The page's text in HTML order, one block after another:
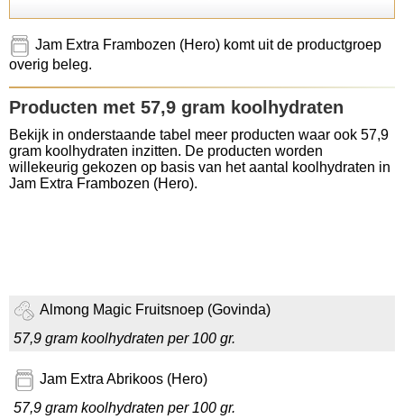
Jam Extra Frambozen (Hero) komt uit de productgroep
overig beleg.
Producten met 57,9 gram koolhydraten
Bekijk in onderstaande tabel meer producten waar ook 57,9
gram koolhydraten inzitten. De producten worden
willekeurig gekozen op basis van het aantal koolhydraten in
Jam Extra Frambozen (Hero).
Almong Magic Fruitsnoep (Govinda)
57,9 gram koolhydraten per 100 gr.
Jam Extra Abrikoos (Hero)
57,9 gram koolhydraten per 100 gr.